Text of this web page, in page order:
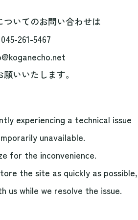
ついてのお問い合わせは
045-261-5467
願いいたします。
experiencing a technical issue
unavailable.
for the inconvenience.
the site as quickly as possible,
us while we resolve the issue.